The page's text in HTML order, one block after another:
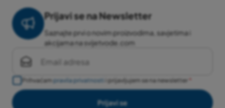
Prijavi se na Newsletter
Saznajte prvi o novim proizvodima, savjetima i
akcijama na svijetvode.com
Prihvaćam pravila privatnosti i prijavljujem se na newsletter
Prijavi se